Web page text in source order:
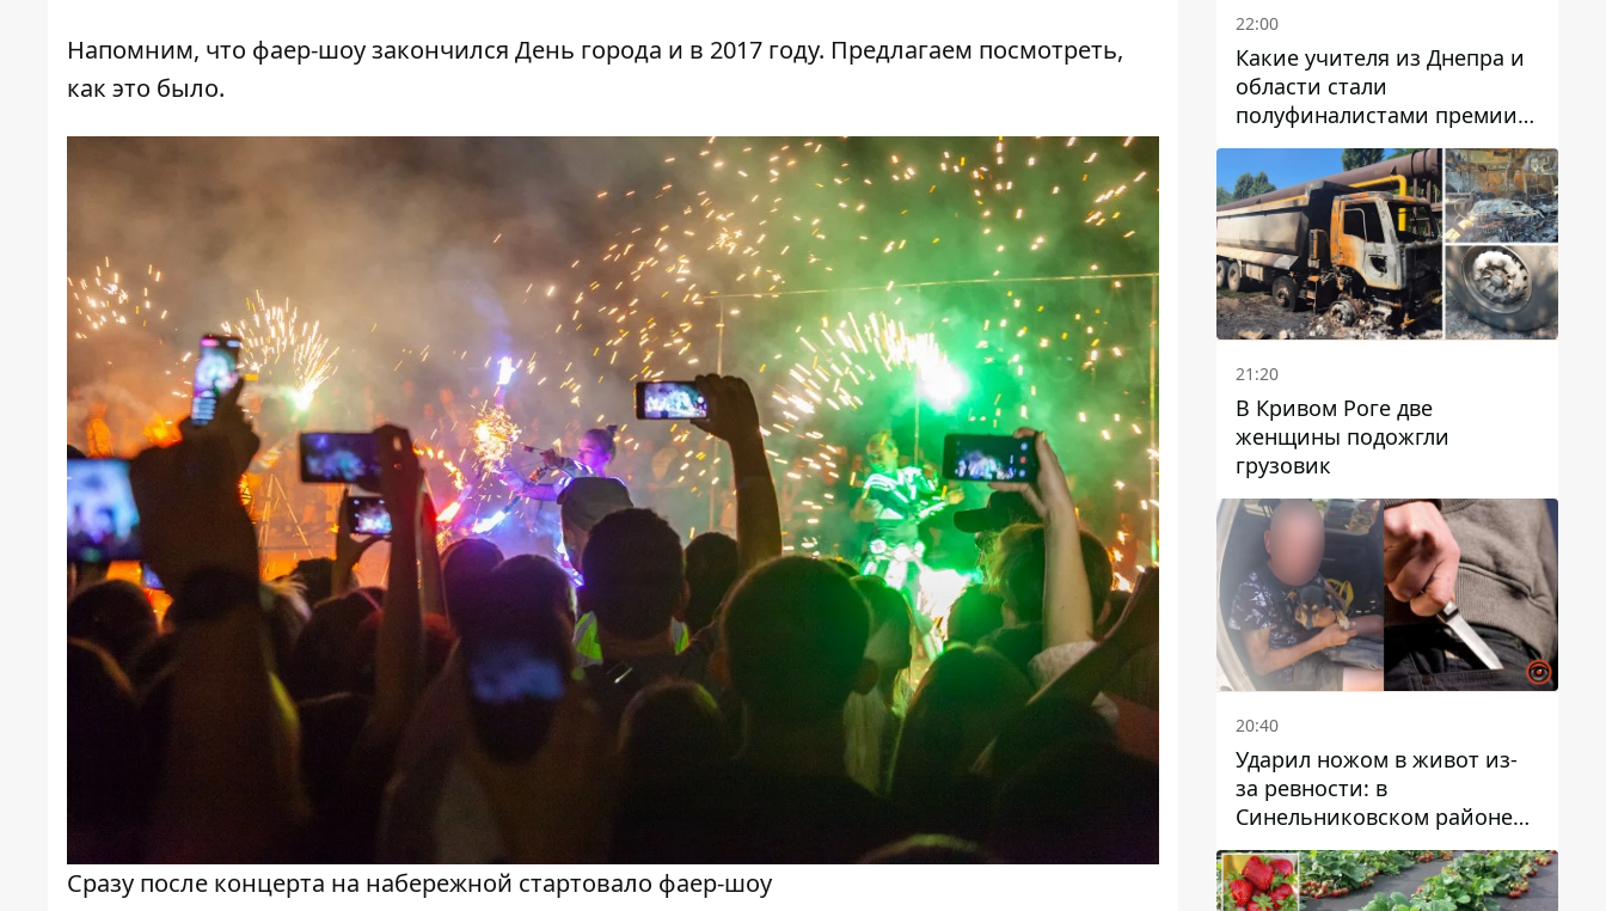
Напомним, что фаер-шоу закончился День города и в 2017 году. Предлагаем посмотреть,
как это было.
Сразу после концерта на набережной стартовало фаер-шоу
22:00
Какие учителя из Днепра и
области стали
полуфиналистами премии
Global Teacher Prize Ukraine
2026
21:20
В Кривом Роге две
женщины подожгли
грузовик
20:40
Ударил ножом в живот из-
за ревности: в
Синельниковском районе
задержали 49-летнего
мужчину за убийство